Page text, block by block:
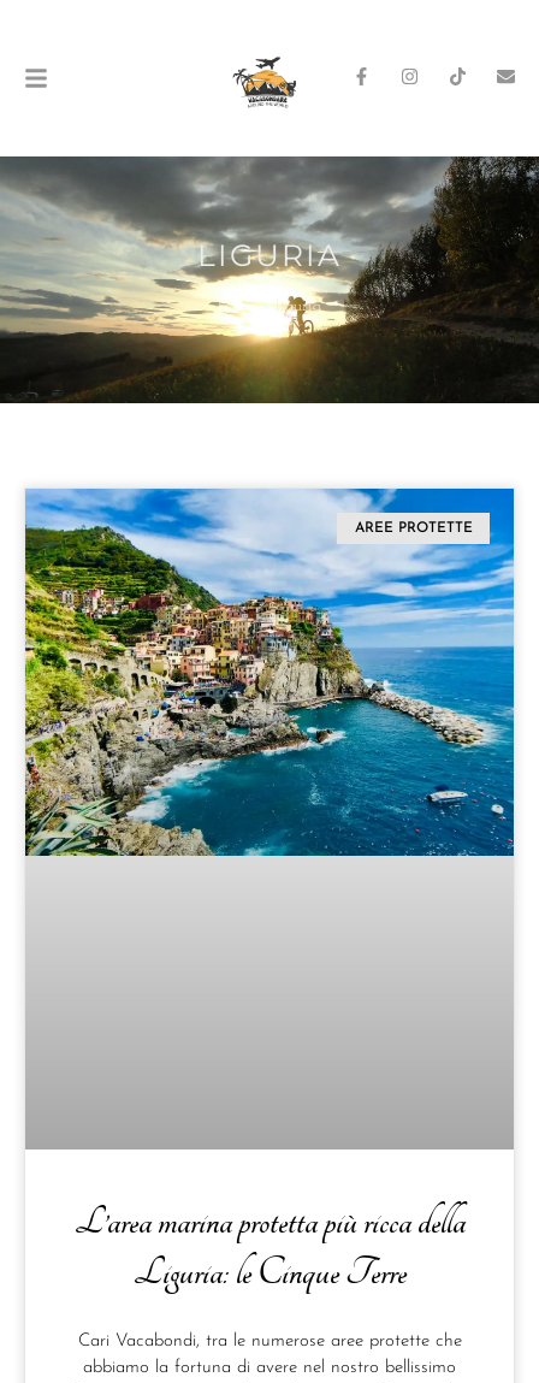
LIGURIA
Home»liguria
AREE PROTETTE
L’area marina protetta più ricca della
Liguria: le Cinque Terre
Cari Vacabondi, tra le numerose aree protette che
abbiamo la fortuna di avere nel nostro bellissimo